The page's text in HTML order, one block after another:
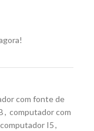
com fonte de
, computador com
computador I5,